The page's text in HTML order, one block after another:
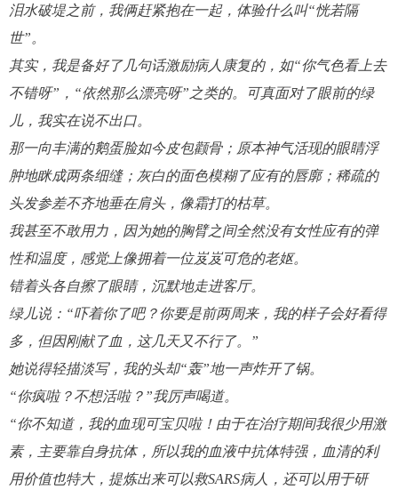
泪水破堤之前，我俩赶紧抱在一起，体验什么叫“恍若隔
世”。
其实，我是备好了几句话激励病人康复的，如“你气色看上去
不错呀”，“依然那么漂亮呀”之类的。可真面对了眼前的绿
儿，我实在说不出口。
那一向丰满的鹅蛋脸如今皮包颧骨；原本神气活现的眼睛浮
肿地眯成两条细缝；灰白的面色模糊了应有的唇廓；稀疏的
头发参差不齐地垂在肩头，像霜打的枯草。
我甚至不敢用力，因为她的胸臂之间全然没有女性应有的弹
性和温度，感觉上像拥着一位岌岌可危的老妪。
错着头各自擦了眼睛，沉默地走进客厅。
绿儿说： “吓着你了吧？你要是前两周来，我的样子会好看得
多，但因刚献了血，这几天又不行了。”
她说得轻描淡写，我的头却“轰”地一声炸开了锅。
“你疯啦？不想活啦？”我厉声喝道。
“你不知道，我的血现可宝贝啦！由于在治疗期间我很少用激
素，主要靠自身抗体，所以我的血液中抗体特强，血清的利
用价值也特大，提炼出来可以救SARS病人，还可以用于研